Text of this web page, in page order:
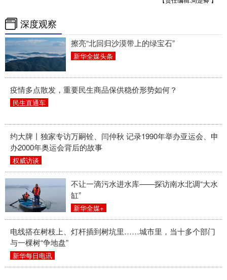
深度观察
擦亮“北回归沙漠带上的绿宝石”
新华全媒头条
疫情多点散发，重要民生商品保供稳价形势如何？
民生直通车
约大牌丨独家专访万嗣铨、闫仲秋 记录1990年举办亚运会、申
办2000年奥运会背后的故事
权威访谈
不让一滴污水进水库——探访南水北调“大水
缸”
新华全媒+
电线搭在树枝上、灯杆插到树坑里……城市里，当十多个部门
与一棵树“争地盘”
新华每日电讯